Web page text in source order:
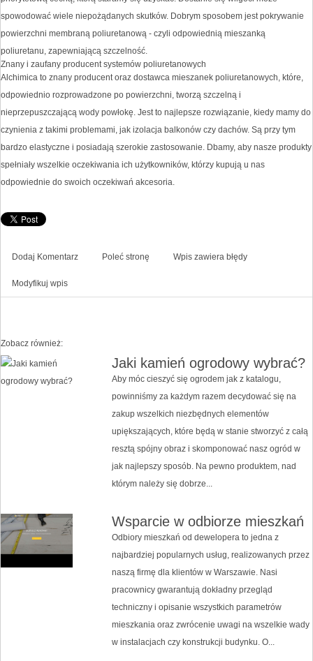
spowodować wiele niepożądanych skutków. Dobrym sposobem jest pokrywanie
powierzchni membraną poliuretanową - czyli odpowiednią mieszanką
poliuretanu, zapewniającą szczelność.
Znany i zaufany producent systemów poliuretanowych
Alchimica to znany producent oraz dostawca mieszanek poliuretanowych, które,
odpowiednio rozprowadzone po powierzchni, tworzą szczelną i
nieprzepuszczającą wody powłokę. Jest to najlepsze rozwiązanie, kiedy mamy do
czynienia z takimi problemami, jak izolacja balkonów czy dachów. Są przy tym
bardzo elastyczne i posiadają szerokie zastosowanie. Dbamy, aby nasze produkty
spełniały wszelkie oczekiwania ich użytkowników, którzy kupują u nas
odpowiednie do swoich oczekiwań akcesoria.
Dodaj Komentarz Poleć stronę Wpis zawiera błędy
Modyfikuj wpis
Zobacz również:
Jaki kamień ogrodowy wybrać?
Aby móc cieszyć się ogrodem jak z katalogu,
powinniśmy za każdym razem decydować się na
zakup wszelkich niezbędnych elementów
upiększających, które będą w stanie stworzyć z całą
resztą spójny obraz i skomponować nasz ogród w
jak najlepszy sposób. Na pewno produktem, nad
którym należy się dobrze...
Wsparcie w odbiorze mieszkań
Odbiory mieszkań od dewelopera to jedna z
najbardziej popularnych usług, realizowanych przez
naszą firmę dla klientów w Warszawie. Nasi
pracownicy gwarantują dokładny przegląd
techniczny i opisanie wszystkich parametrów
mieszkania oraz zwrócenie uwagi na wszelkie wady
w instalacjach czy konstrukcji budynku. O...